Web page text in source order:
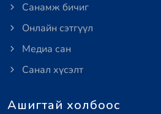
Санамж бичиг
Онлайн сэтгүүл
Медиа сан
Санал хүсэлт
Ашигтай холбоос